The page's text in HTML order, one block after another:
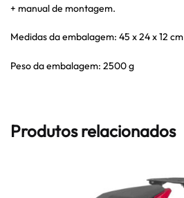
+ manual de montagem.
Medidas da embalagem: 45 x 24 x 12 cm
Peso da embalagem: 2500 g
Produtos relacionados